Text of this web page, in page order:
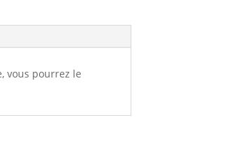
vous pourrez le